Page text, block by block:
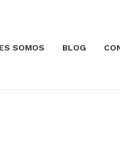
SOMOS BLOG